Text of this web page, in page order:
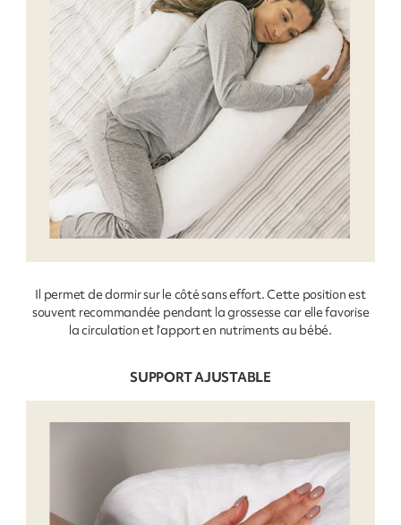
Il permet de dormir sur le côté sans effort. Cette position est
souvent recommandée pendant la grossesse car elle favorise
la circulation et l’apport en nutriments au bébé.
SUPPORT AJUSTABLE